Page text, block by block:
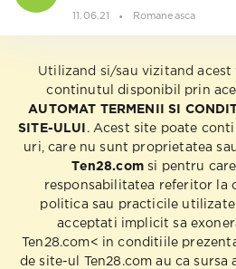
11.06.21 Romaneasca
Utilizand si/sau vizitand
continutul disponibil prin
AUTOMAT TERMENII SI
SITE-ULUI
. Acest site poate
uri, care nu sunt proprietatea
Ten28.comsi pentru care
responsabilitatea referitor la
politica sau practicile
acceptati implicit sa
Ten28.com< in conditiile
de site-ul Ten28.com au ca